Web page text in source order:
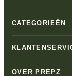
CATEGORIEËN
OVER PREPZ